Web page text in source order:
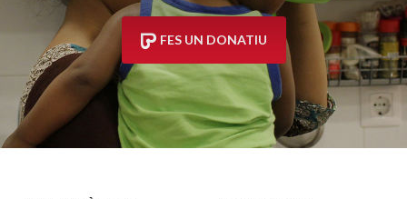
FES UN DONATIU